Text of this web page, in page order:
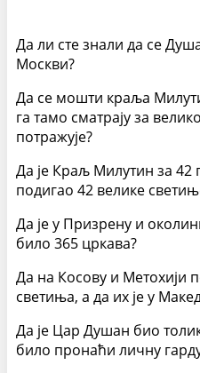
Да ли сте знали да се
Москви?
Да се мошти краља
га тамо сматрају за
потражује?
Да је Краљ Милутин за 42
подигао 42 велике
Да је у Призрену и
било 365 цркава?
Да на Косову и Метохији
светиња, а да их је у
Да је Цар Душан био
било пронаћи личну